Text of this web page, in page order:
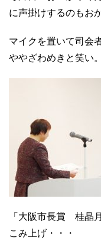
に声掛けするのもお
マイクを置いて司会
ややざわめきと笑い。
「大阪市長賞 桂晶
こみ上げ・・・